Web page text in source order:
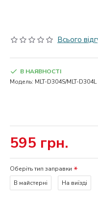
Всього
595 грн.
В НАЯВНОСТІ
Модель: MLT-D304S/MLT-D304L
Оберіть тип заправки
В майстерні
На виїзді